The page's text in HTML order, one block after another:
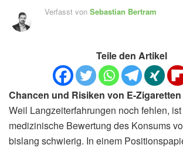
Verfasst von Sebastian Bertram
Teile den Artikel
Chancen und Risiken von E-Zigaretten
Weil Langzeiterfahrungen noch fehlen,
medizinische Bewertung des Konsums
bislang schwierig. In einem